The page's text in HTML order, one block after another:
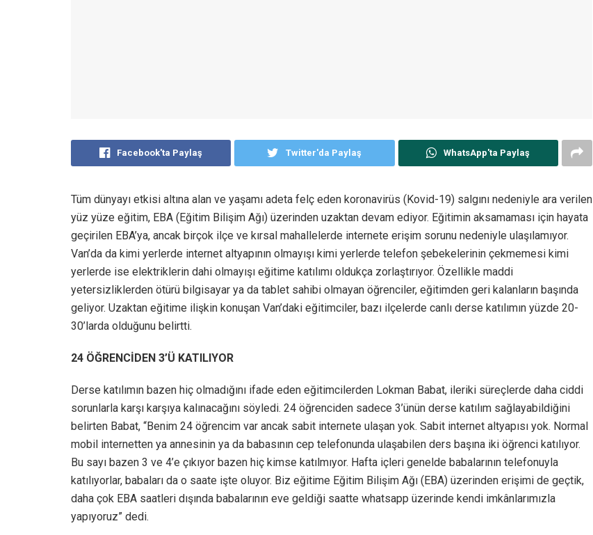
Facebook'ta Paylaş Twitter'da Paylaş WhatsApp'ta Paylaş
Tüm dünyayı etkisi altına alan ve yaşamı adeta felç eden koronavirüs (Kovid-19) salgını nedeniyle ara verilen
yüz yüze eğitim, EBA (Eğitim Bilişim Ağı) üzerinden uzaktan devam ediyor. Eğitimin aksamaması için hayata
geçirilen EBA’ya, ancak birçok ilçe ve kırsal mahallelerde internete erişim sorunu nedeniyle ulaşılamıyor.
Van’da da kimi yerlerde internet altyapının olmayışı kimi yerlerde telefon şebekelerinin çekmemesi kimi
yerlerde ise elektriklerin dahi olmayışı eğitime katılımı oldukça zorlaştırıyor. Özellikle maddi
yetersizliklerden ötürü bilgisayar ya da tablet sahibi olmayan öğrenciler, eğitimden geri kalanların başında
geliyor. Uzaktan eğitime ilişkin konuşan Van’daki eğitimciler, bazı ilçelerde canlı derse katılımın yüzde 20-
30’larda olduğunu belirtti.
24 ÖĞRENCİDEN 3’Ü KATILIYOR
Derse katılımın bazen hiç olmadığını ifade eden eğitimcilerden Lokman Babat, ileriki süreçlerde daha ciddi
sorunlarla karşı karşıya kalınacağını söyledi. 24 öğrenciden sadece 3’ünün derse katılım sağlayabildiğini
belirten Babat, “Benim 24 öğrencim var ancak sabit internete ulaşan yok. Sabit internet altyapısı yok. Normal
mobil internetten ya annesinin ya da babasının cep telefonunda ulaşabilen ders başına iki öğrenci katılıyor.
Bu sayı bazen 3 ve 4’e çıkıyor bazen hiç kimse katılmıyor. Hafta içleri genelde babalarının telefonuyla
katılıyorlar, babaları da o saate işte oluyor. Biz eğitime Eğitim Bilişim Ağı (EBA) üzerinden erişimi de geçtik,
daha çok EBA saatleri dışında babalarının eve geldiği saatte whatsapp üzerinde kendi imkânlarımızla
yapıyoruz” dedi.